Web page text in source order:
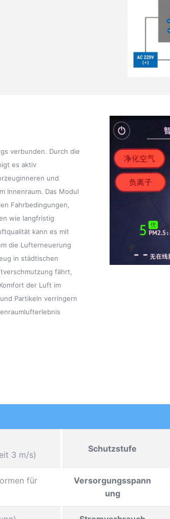
verbunden. Durch die
es aktiv
und
Innenraum. Das Modul
Fahrbedingungen,
wie langfristig
kann es mit
die Lufterneuerung
in städtischen
fährt,
der Luft im
Partikeln verringern
3 ​​m/s)
Schutzstufe
für
Versorgungsspann
ung